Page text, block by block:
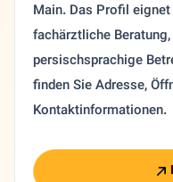
Main. Das Profil
fachärztliche
persischsprachige
finden Sie Adresse,
Kontaktinformationen.